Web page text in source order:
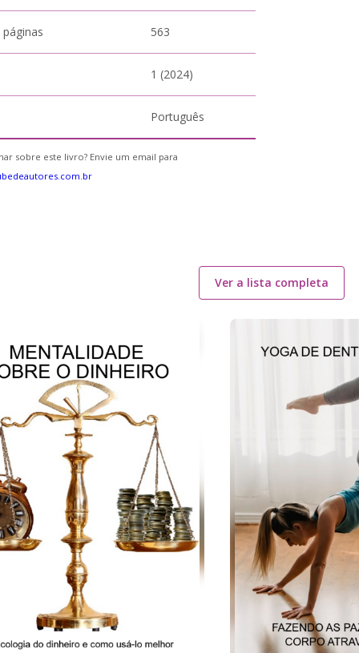
563
1 (2024)
Português
sobre este livro? Envie um email para
Ver a lista completa